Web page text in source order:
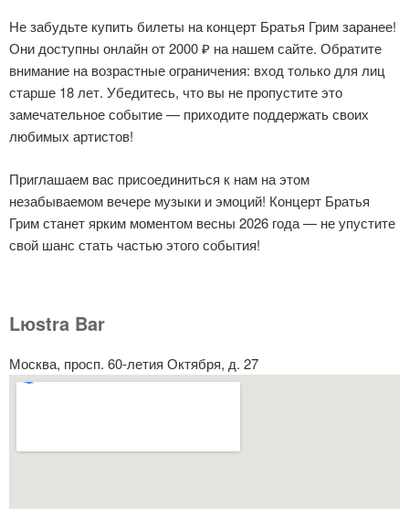
Не забудьте купить билеты на концерт Братья Грим заранее!
Они доступны онлайн от 2000 ₽ на нашем сайте. Обратите
внимание на возрастные ограничения: вход только для лиц
старше 18 лет. Убедитесь, что вы не пропустите это
замечательное событие — приходите поддержать своих
любимых артистов!
Приглашаем вас присоединиться к нам на этом
незабываемом вечере музыки и эмоций! Концерт Братья
Грим станет ярким моментом весны 2026 года — не упустите
свой шанс стать частью этого события!
Lюstra Bar
Москва, просп. 60-летия Октября, д. 27